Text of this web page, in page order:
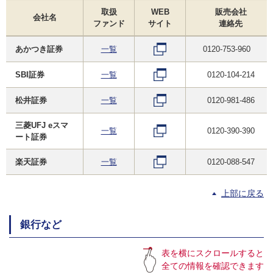
会社名
取扱
ファンド
WEB
サイト
販売会社
連絡先
あかつき証券 一覧 0120-753-960
SBI証券 一覧 0120-104-214
松井証券 一覧 0120-981-486
三菱UFJ eスマ
ート証券
一覧 0120-390-390
楽天証券 一覧 0120-088-547
上部に戻る
銀行など
表を横にスクロールすると
全ての情報を確認できます